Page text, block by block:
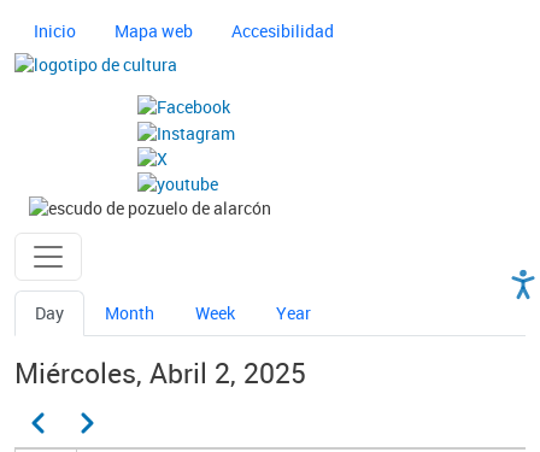
Navegación principal cultura
Inicio Mapa web
Accesibilidad
Imagen
Imagen
Ayuntamiento de Pozuelo
Solapas principales
Day Month Week Year
Miércoles, Abril 2, 2025
Paginación
AnteriorSiguiente